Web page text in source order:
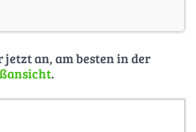
an, am besten in der
.